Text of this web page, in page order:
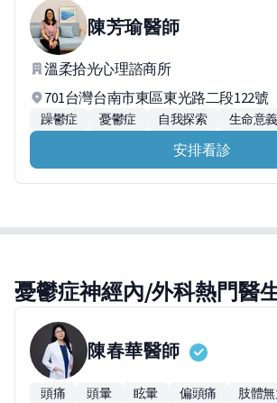
陳芳瑜醫師
溫柔拾光心理諮商所
701台灣台南市東區東光路二段122號
躁鬱症 憂鬱症 自我探索 生命意義
安排看診
憂鬱症神經內/外科熱門醫
陳春華醫師
頭痛 頭暈 眩暈 偏頭痛 肢體無